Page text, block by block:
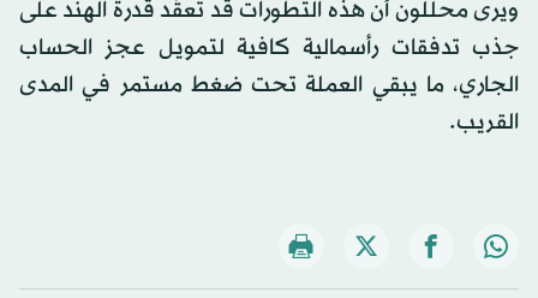
ويرى محللون أن هذه التطورات قد تعقّد قدرة الهند على
جذب تدفقات رأسمالية كافية لتمويل عجز الحساب
الجاري، ما يبقي العملة تحت ضغط مستمر في المدى
القريب.